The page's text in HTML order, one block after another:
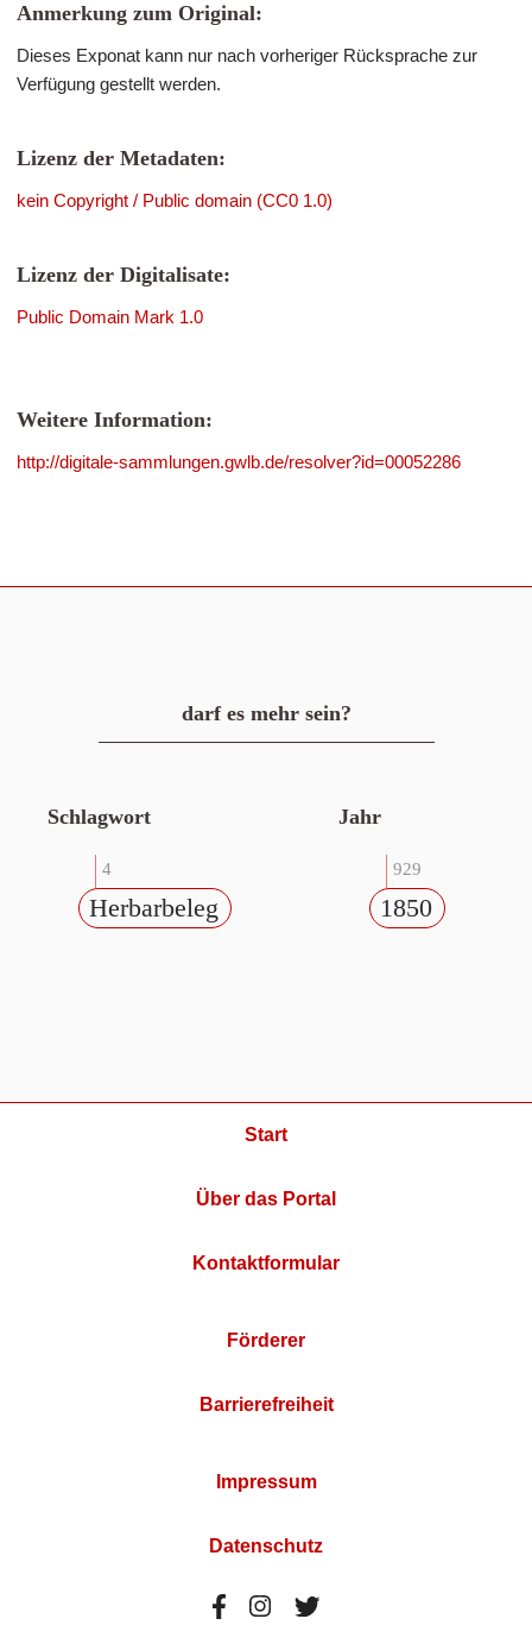
Anmerkung zum Original:
Dieses Exponat kann nur nach vorheriger Rücksprache zur
Verfügung gestellt werden.
Lizenz der Metadaten:
kein Copyright / Public domain (CC0 1.0)
Lizenz der Digitalisate:
Public Domain Mark 1.0
Weitere Information:
http://digitale-sammlungen.gwlb.de/resolver?id=00052286
darf es mehr sein?
Schlagwort
4
Herbarbeleg
Jahr
929
1850
Start
Über das Portal
Kontaktformular
Förderer
Barrierefreiheit
Impressum
Datenschutz